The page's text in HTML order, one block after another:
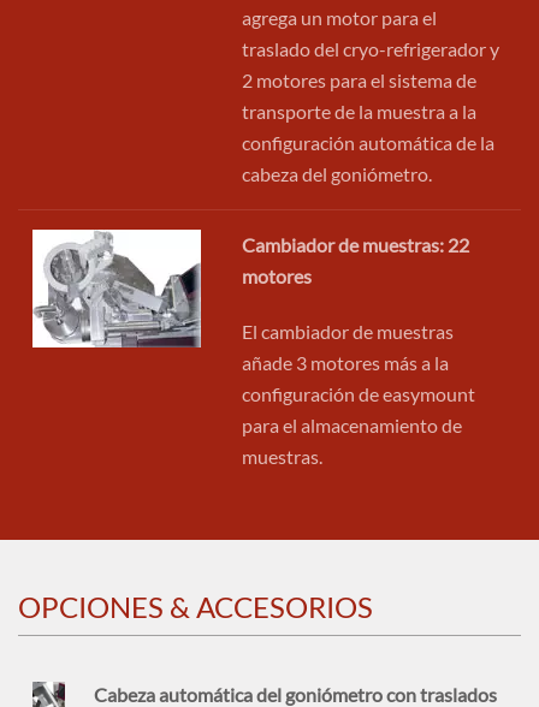
agrega un motor para el
traslado del cryo-refrigerador y
2 motores para el sistema de
transporte de la muestra a la
configuración automática de la
cabeza del goniómetro.
Cambiador de muestras: 22
motores
El cambiador de muestras
añade 3 motores más a la
configuración de easymount
para el almacenamiento de
muestras.
OPCIONES & ACCESORIOS
Cabeza automática del goniómetro con traslados